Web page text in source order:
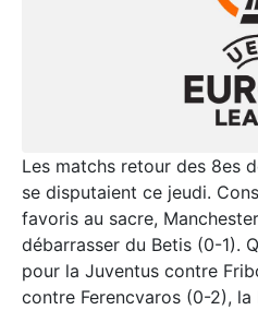
Les matchs retour des 8es
se disputaient ce jeudi.
favoris au sacre,
débarrasser du Betis (0-1).
pour la Juventus contre
contre Ferencvaros (0-2), la